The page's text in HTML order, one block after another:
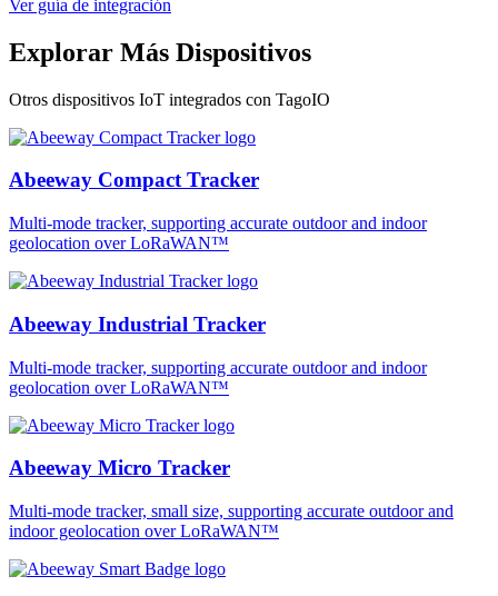
Ver guía de integración
Explorar Más Dispositivos
Otros dispositivos IoT integrados con TagoIO
Abeeway Compact Tracker
Multi-mode tracker, supporting accurate outdoor and indoor
geolocation over LoRaWAN™
Abeeway Industrial Tracker
Multi-mode tracker, supporting accurate outdoor and indoor
geolocation over LoRaWAN™
Abeeway Micro Tracker
Multi-mode tracker, small size, supporting accurate outdoor and
indoor geolocation over LoRaWAN™